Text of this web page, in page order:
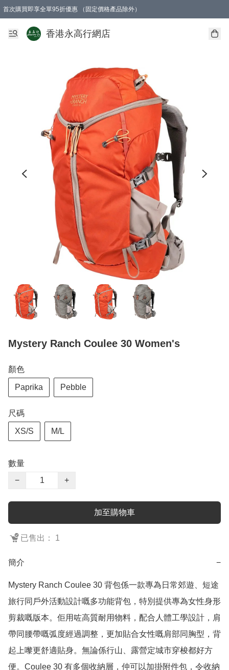
首次購買即享全單95折優惠 （固定價格產品除外）
澳門地區購物滿$800免運費
香港地區購物滿$600免運費
購買滿HK$1000即可免費獲得一個GEARLEX Small Ear Carabiner 2.0 扣環（贈品
香港永高行網店
Mystery Ranch Coulee 30 Women's
顏色
Paprika Pebble
尺碼
XS/S M/L
數量
−
+
加至購物車
已售出： 1
簡介 −
Mystery Ranch Coulee 30 背包係一款專為日常郊遊、短途
旅行同戶外活動設計嘅多功能背包，特別提供專為女性身形
剪裁嘅版本。佢用咗高質耐用物料，配合人體工學設計，肩
帶同腰帶嘅弧度經過調整，更加貼合女性嘅肩部同胸型，背
起上嚟更舒適貼身。無論係行山、露營定城市穿梭都好方
便。Coulee 30 有多個收納層，仲可以加掛附件包，令收納